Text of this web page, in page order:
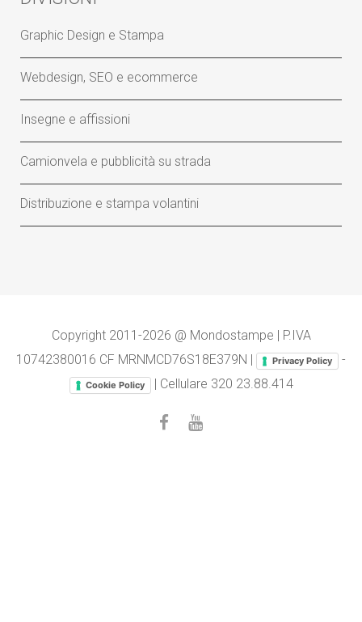
Graphic Design e Stampa
Webdesign, SEO e ecommerce
Insegne e affissioni
Camionvela e pubblicità su strada
Distribuzione e stampa volantini
Copyright 2011-2026 @ Mondostampe | P.IVA
10742380016 CF MRNMCD76S18E379N |
Privacy Policy -
Cookie Policy | Cellulare 320 23.88.414